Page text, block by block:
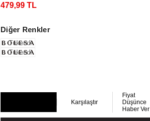
479,99 TL
Diğer Renkler
Tükendi
Tükendi
Karşılaştır
Fiyat
Düşünce
Haber Ver